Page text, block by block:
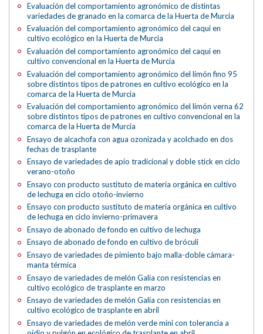
Evaluación del comportamiento agronómico de distintas
variedades de granado en la comarca de la Huerta de Murcia
Evaluación del comportamiento agronómico del caqui en
cultivo ecológico en la Huerta de Murcia
Evaluación del comportamiento agronómico del caqui en
cultivo convencional en la Huerta de Murcia
Evaluación del comportamiento agronómico del limón fino 95
sobre distintos tipos de patrones en cultivo ecológico en la
comarca de la Huerta de Murcia
Evaluación del comportamiento agronómico del limón verna 62
sobre distintos tipos de patrones en cultivo convencional en la
comarca de la Huerta de Murcia
Ensayo de alcachofa con agua ozonizada y acolchado en dos
fechas de trasplante
Ensayo de variedades de apio tradicional y doble stick en ciclo
verano-otoño
Ensayo con producto sustituto de materia orgánica en cultivo
de lechuga en ciclo otoño-invierno
Ensayo con producto sustituto de materia orgánica en cultivo
de lechuga en ciclo invierno-primavera
Ensayo de abonado de fondo en cultivo de lechuga
Ensayo de abonado de fondo en cultivo de bróculi
Ensayo de variedades de pimiento bajo malla-doble cámara-
manta térmica
Ensayo de variedades de melón Galia con resistencias en
cultivo ecológico de trasplante en marzo
Ensayo de variedades de melón Galia con resistencias en
cultivo ecológico de trasplante en abril
Ensayo de variedades de melón verde mini con tolerancia a